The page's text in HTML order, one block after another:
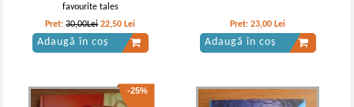
favourite tales
Pret:30,00Lei 22,50 Lei
Adaugă în coș
Pret:23,00 Lei
Adaugă în coș
-25%